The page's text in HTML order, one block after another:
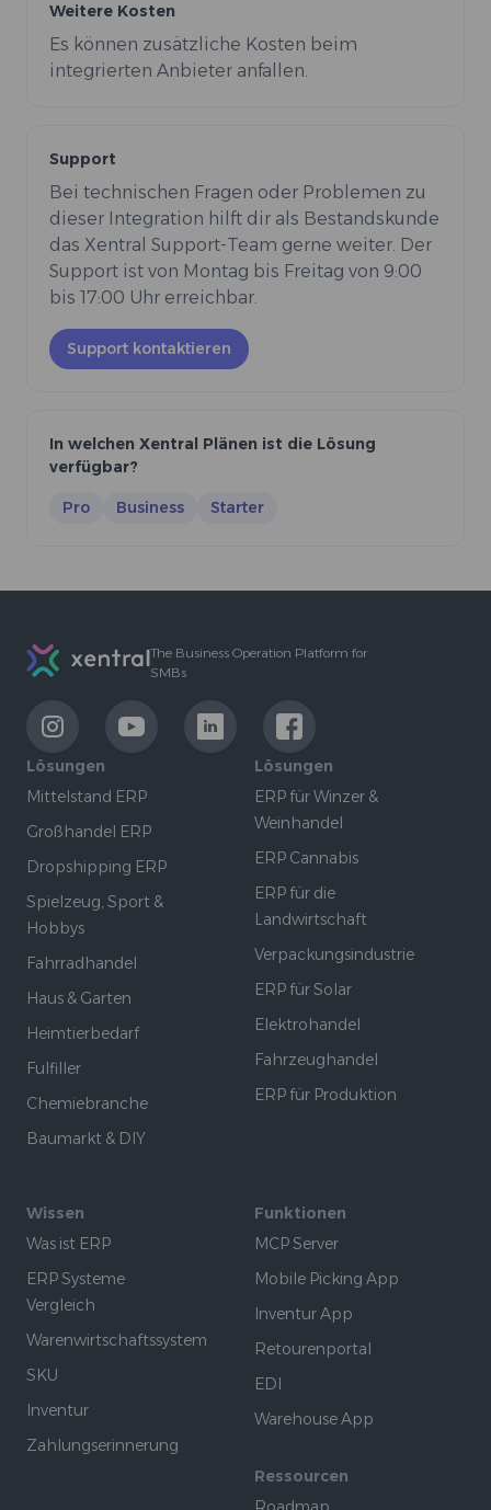
Weitere Kosten
Es können zusätzliche Kosten beim
integrierten Anbieter anfallen.
Support
Bei technischen Fragen oder Problemen zu
dieser Integration hilft dir als Bestandskunde
das Xentral Support-Team gerne weiter. Der
Support ist von Montag bis Freitag von 9:00
bis 17:00 Uhr erreichbar.
Support kontaktieren
In welchen Xentral Plänen ist die Lösung
verfügbar?
Pro Business Starter
The Business Operation Platform for
SMBs
LinkExternalLinkExternalLinkExternalLinkExternal
Lösungen
Mittelstand ERP
Großhandel ERP
Dropshipping ERP
Spielzeug, Sport &
Hobbys
Fahrradhandel
Haus & Garten
Heimtierbedarf
Fulfiller
Chemiebranche
Baumarkt & DIY
Lösungen
ERP für Winzer &
Weinhandel
ERP Cannabis
ERP für die
Landwirtschaft
Verpackungsindustrie
ERP für Solar
Elektrohandel
Fahrzeughandel
ERP für Produktion
Wissen
Was ist ERP
ERP Systeme
Vergleich
Warenwirtschaftssystem
SKU
Inventur
Zahlungserinnerung
Funktionen
MCP Server
Mobile Picking App
Inventur App
Retourenportal
EDI
Warehouse App
Ressourcen